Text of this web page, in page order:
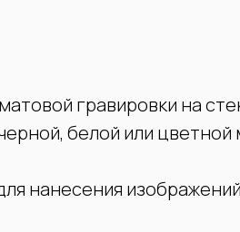
гравировки на
белой или
нанесения